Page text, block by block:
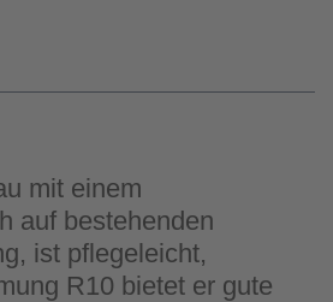
mit einem
auf bestehenden
ist pflegeleicht,
R10 bietet er gute